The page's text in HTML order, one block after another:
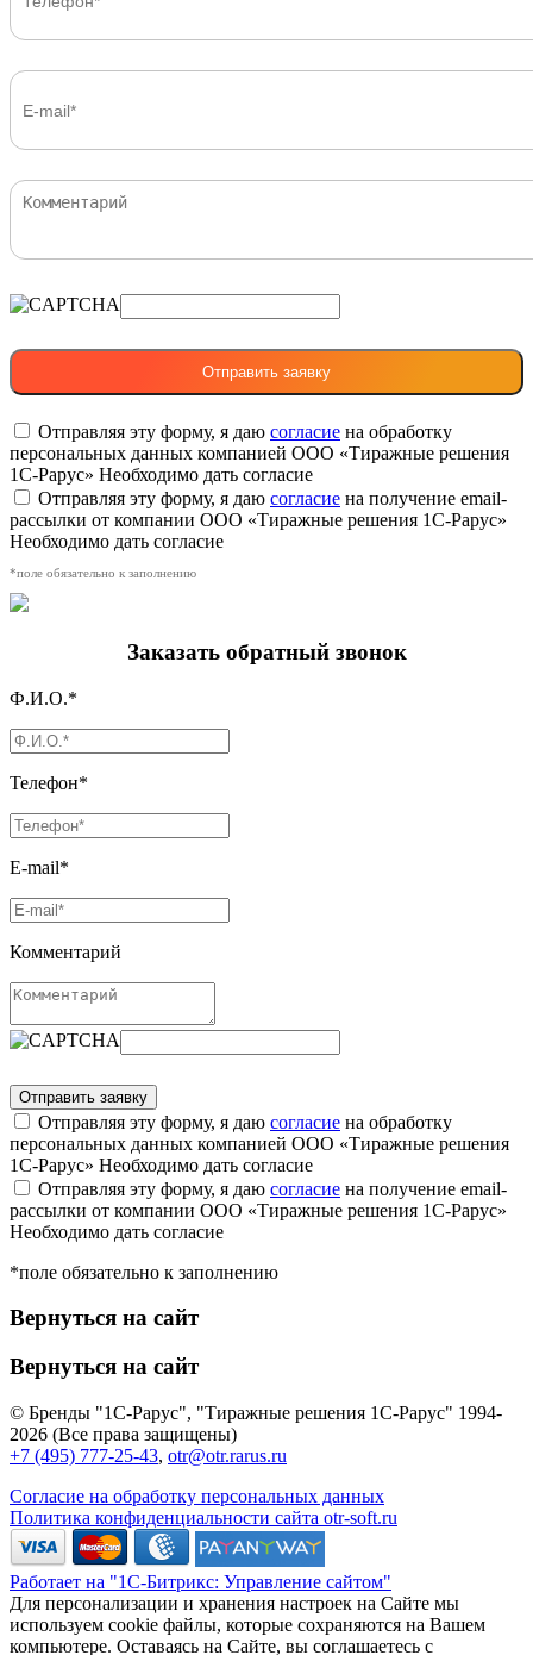
Отправляя эту форму, я даю согласие на обработку
персональных данных компанией ООО «Тиражные решения
1С-Рарус» Необходимо дать согласие
Отправляя эту форму, я даю согласие на получение email-
рассылки от компании ООО «Тиражные решения 1С-Рарус»
Необходимо дать согласие
*поле обязательно к заполнению
Заказать обратный звонок
Ф.И.О.*
Телефон*
E-mail*
Комментарий
Отправляя эту форму, я даю согласие на обработку
персональных данных компанией ООО «Тиражные решения
1С-Рарус» Необходимо дать согласие
Отправляя эту форму, я даю согласие на получение email-
рассылки от компании ООО «Тиражные решения 1С-Рарус»
Необходимо дать согласие
*поле обязательно к заполнению
Вернуться на сайт
Вернуться на сайт
© Бренды "1С-Рарус", "Тиражные решения 1С-Рарус" 1994-
2026 (Все права защищены)
+7 (495) 777-25-43, otr@otr.rarus.ru
Согласие на обработку персональных данных
Политика конфиденциальности сайта otr-soft.ru
Работает на "1С-Битрикс: Управление сайтом"
Для персонализации и хранения настроек на Сайте мы
используем cookie файлы, которые сохраняются на Вашем
компьютере. Оставаясь на Сайте, вы соглашаетесь с